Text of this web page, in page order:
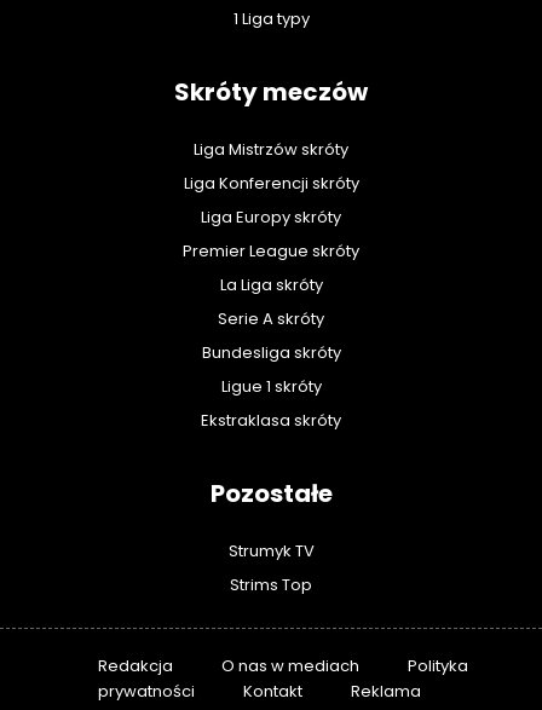
1 Liga typy
Skróty meczów
Liga Mistrzów skróty
Liga Konferencji skróty
Liga Europy skróty
Premier League skróty
La Liga skróty
Serie A skróty
Bundesliga skróty
Ligue 1 skróty
Ekstraklasa skróty
Pozostałe
Strumyk TV
Strims Top
Redakcja O nas w mediach
Polityka
prywatności
Kontakt Reklama